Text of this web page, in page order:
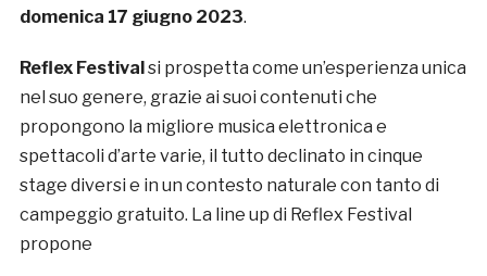
domenica 17 giugno 2023.
Reflex Festival si prospetta come un’esperienza unica
nel suo genere, grazie ai suoi contenuti che
propongono la migliore musica elettronica e
spettacoli d’arte varie, il tutto declinato in cinque
stage diversi e in un contesto naturale con tanto di
campeggio gratuito. La line up di Reflex Festival
propone